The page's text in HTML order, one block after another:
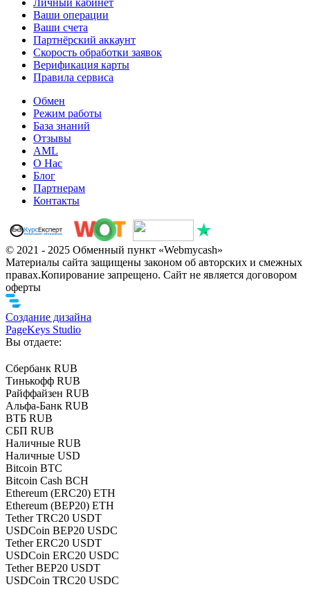
Ваши операции
Ваши счета
Партнёрский аккаунт
Скорость обработки заявок
Верификация карты
Правила сервиса
Обмен
Режим работы
База знаний
Отзывы
AML
О Нас
Блог
Партнерам
Контакты
© 2021 - 2025 Обменный пункт «Webmycash»
Материалы сайта защищены законом об авторских и смежных
правах.Копирование запрещено. Сайт не является договором
оферты
Создание дизайна
PageKeys Studio
Вы отдаете:
Сбербанк RUB
Тинькофф RUB
Райффайзен RUB
Альфа-Банк RUB
ВТБ RUB
СБП RUB
Наличные RUB
Наличные USD
Bitcoin BTC
Bitcoin Cash BCH
Ethereum (ERC20) ETH
Ethereum (BEP20) ETH
Tether TRC20 USDT
USDCoin BEP20 USDC
Tether ERC20 USDT
USDCoin ERC20 USDC
Tether BEP20 USDT
USDCoin TRC20 USDC